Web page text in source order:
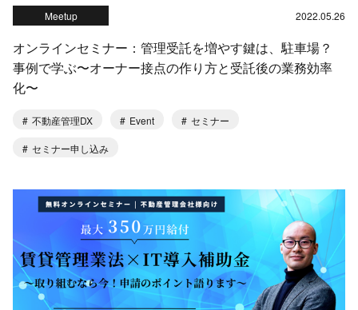
Meetup 2022.05.26
オンラインセミナー：管理受託を増やす鍵は、駐車場？
事例で学ぶ〜オーナー接点の作り方と受託後の業務効率
化〜
不動産管理DX Event セミナー
セミナー申し込み